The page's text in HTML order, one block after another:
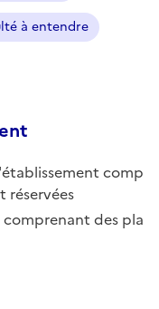
à entendre
comp
réservées
des pla